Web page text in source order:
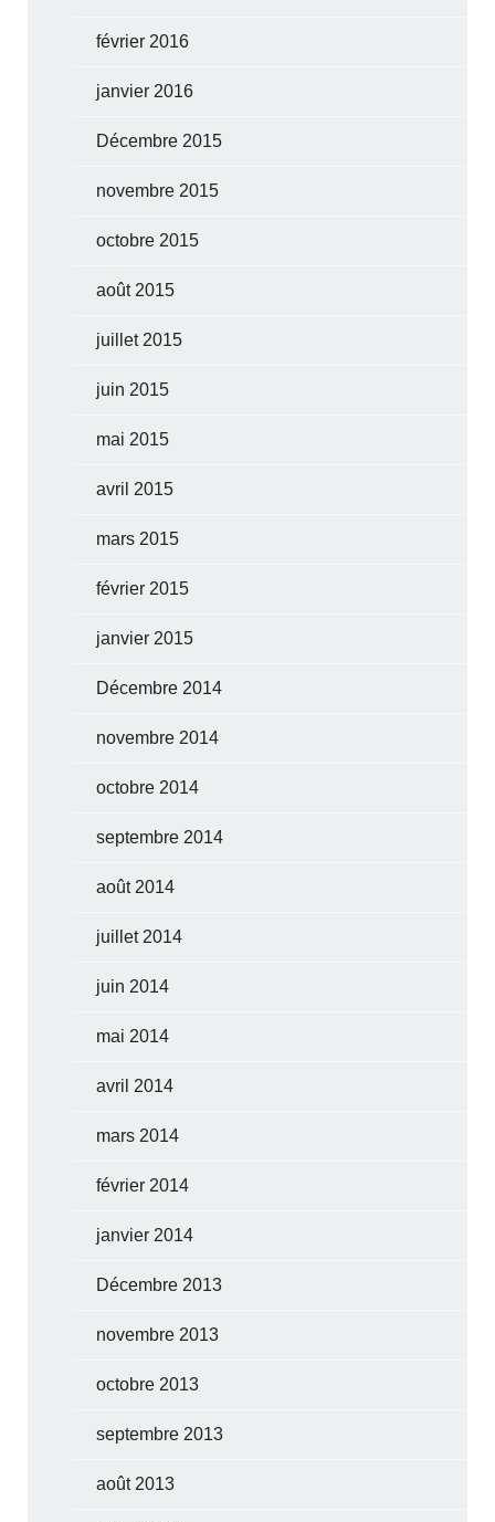
février 2016
janvier 2016
Décembre 2015
novembre 2015
octobre 2015
août 2015
juillet 2015
juin 2015
mai 2015
avril 2015
mars 2015
février 2015
janvier 2015
Décembre 2014
novembre 2014
octobre 2014
septembre 2014
août 2014
juillet 2014
juin 2014
mai 2014
avril 2014
mars 2014
février 2014
janvier 2014
Décembre 2013
novembre 2013
octobre 2013
septembre 2013
août 2013